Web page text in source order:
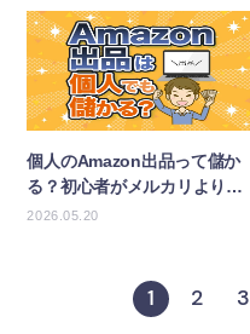
個人のAmazon出品って儲か
る？初心者がメルカリより稼
ぐ手法を公開！
2026.05.20
1 2 3